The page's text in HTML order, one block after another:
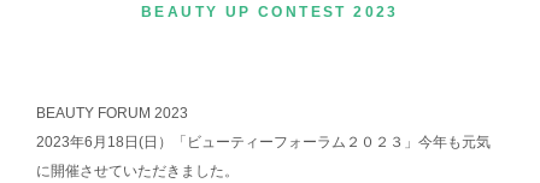
BEAUTY UP CONTEST 2023
BEAUTY FORUM 2023
2023年6月18日(日）「ビューティーフォーラム２０２３」今年も元気
に開催させていただきました。